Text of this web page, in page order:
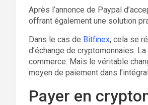
Après l’annonce de Paypal
offrant également une solution
Dans le cas de Bitfinex, cela se
d’échange de cryptomonnaies.
commerce. Mais le véritable
moyen de paiement dans
Payer en